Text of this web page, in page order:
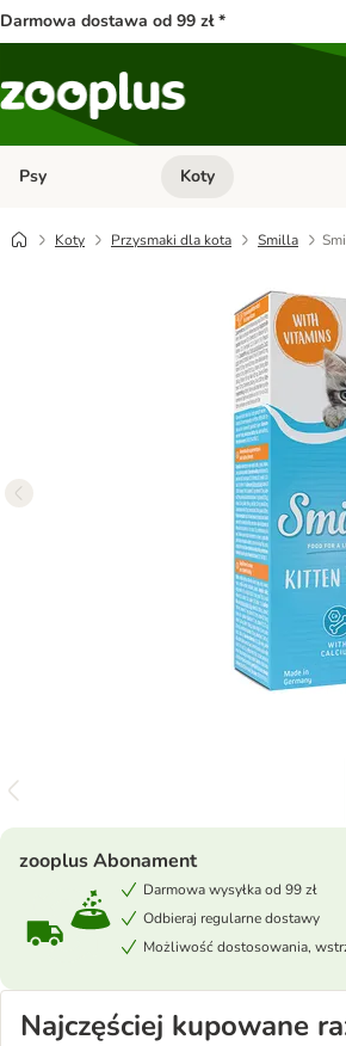
Darmowa dostawa od 99 zł *
Psy Otwórz menu kategorii:
Koty
Koty Przysmaki dla kota Smilla
zooplus Abonament
Darmowa wysyłka od 99 zł
Odbieraj regularne dostawy
Możliwość dostosowania,
Najczęściej kupowane